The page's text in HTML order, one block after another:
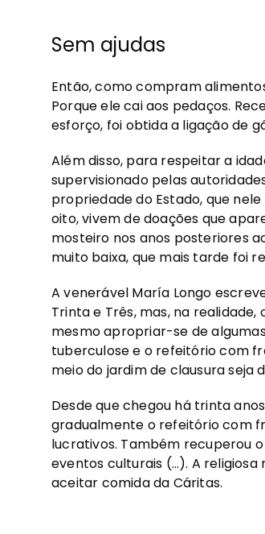
Sem ajudas
Então, como compram
Porque ele cai aos pedaços.
esforço, foi obtida a ligação de
Além disso, para respeitar a
supervisionado pelas
propriedade do Estado, que
oito, vivem de doações que
mosteiro nos anos posteriores
muito baixa, que mais tarde foi
A venerável María Longo
Trinta e Três, mas, na
mesmo apropriar-se de
tuberculose e o refeitório com
meio do jardim de clausura seja
Desde que chegou há trinta
gradualmente o refeitório com
lucrativos. Também recuperou
eventos culturais (…). A religiosa
aceitar comida da Cáritas.